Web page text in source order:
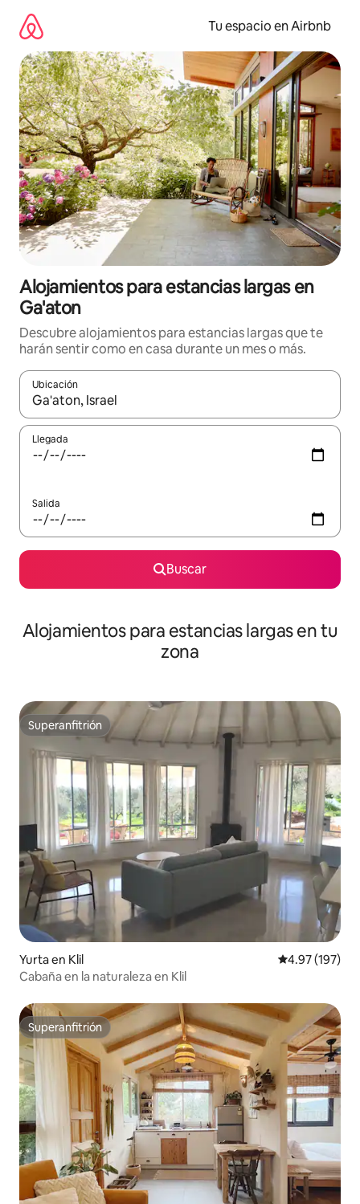
contenido
Tu espacio en Airbnb
Alojamientos para estancias largas en
Ga'aton
Descubre alojamientos para estancias largas que te
harán sentir como en casa durante un mes o más.
Ubicación
Cuando los resultados estén disponibles, podrás navegar
Llegada
Salida
Buscar
Alojamientos para estancias largas en tu
zona
Superanfitrión
Superanfitrión
Yurta en Klil Calificación
4.97 (197)
Cabaña en la naturaleza en Klil
Superanfitrión
Superanfitrión